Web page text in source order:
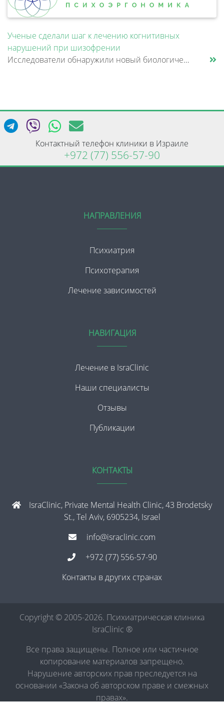
Ученые сделали шаг к лечению когнитивных
нарушений при шизофрении
Исследователи обнаружили новый биологический механизм, который может быть связан с нарушением памяти и внимания при шизо......
Контактный телефон клиники в Израиле
+972 (77) 556-57-90
НАПРАВЛЕНИЯ
Психиатрия
Психотерапия
Лечение зависимостей
НАВИГАЦИЯ
Лечение в IsraClinic
Наши специалисты
Отзывы
Публикации
КОНТАКТЫ
IsraClinic, Private Mental Health Clinic, 43 Brodetsky
St., Tel Aviv, 6905234, Israel
info@israclinic.com
+972 (77) 556-57-90
Контакты в других странах
Copyright © 2005-2026. Психиатрическая клиника
IsraClinic ®
Все права защищены. Полное или частичное
копирование материалов запрещено.
Нарушение авторских прав преследуется на
основании «Закона об авторском праве и смежных
правах».